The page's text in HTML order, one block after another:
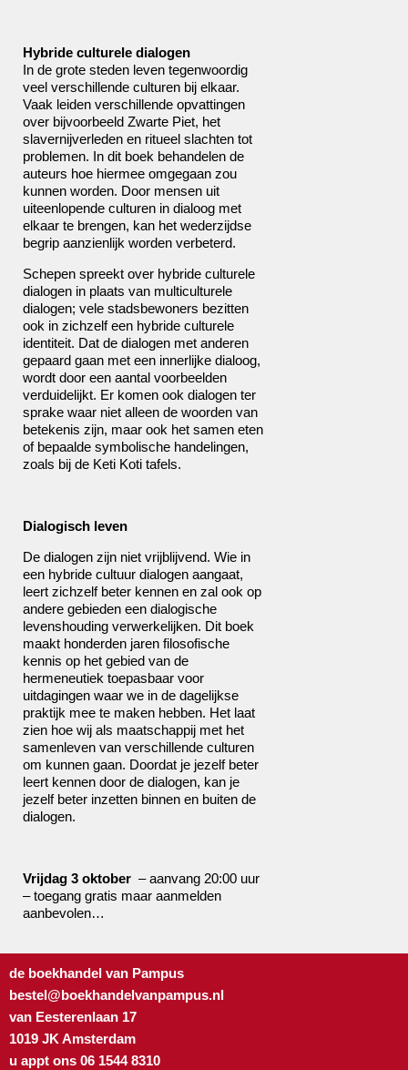
Hybride culturele dialogen
In de grote steden leven tegenwoordig
veel verschillende culturen bij elkaar.
Vaak leiden verschillende opvattingen
over bijvoorbeeld Zwarte Piet, het
slavernijverleden en ritueel slachten tot
problemen. In dit boek behandelen de
auteurs hoe hiermee omgegaan zou
kunnen worden. Door mensen uit
uiteenlopende culturen in dialoog met
elkaar te brengen, kan het wederzijdse
begrip aanzienlijk worden verbeterd.
Schepen spreekt over hybride culturele
dialogen in plaats van multiculturele
dialogen; vele stadsbewoners bezitten
ook in zichzelf een hybride culturele
identiteit. Dat de dialogen met anderen
gepaard gaan met een innerlijke dialoog,
wordt door een aantal voorbeelden
verduidelijkt. Er komen ook dialogen ter
sprake waar niet alleen de woorden van
betekenis zijn, maar ook het samen eten
of bepaalde symbolische handelingen,
zoals bij de Keti Koti tafels.
Dialogisch leven
De dialogen zijn niet vrijblijvend. Wie in
een hybride cultuur dialogen aangaat,
leert zichzelf beter kennen en zal ook op
andere gebieden een dialogische
levenshouding verwerkelijken. Dit boek
maakt honderden jaren filosofische
kennis op het gebied van de
hermeneutiek toepasbaar voor
uitdagingen waar we in de dagelijkse
praktijk mee te maken hebben. Het laat
zien hoe wij als maatschappij met het
samenleven van verschillende culturen
om kunnen gaan. Doordat je jezelf beter
leert kennen door de dialogen, kan je
jezelf beter inzetten binnen en buiten de
dialogen.
Vrijdag 3 oktober – aanvang 20:00 uur
– toegang gratis maar aanmelden
aanbevolen…
de boekhandel van Pampus
bestel@boekhandelvanpampus.nl
van Eesterenlaan 17
1019 JK Amsterdam
u appt ons 06 1544 8310